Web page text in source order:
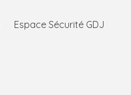
Espace Sécurité GDJ